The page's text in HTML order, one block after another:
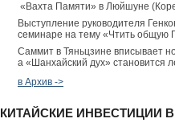
«Вахта Памяти» в Люйшуне
Выступление руководителя
семинаре на тему «Чтить общую
Саммит в Тяньцзине вписывает
а «Шанхайский дух» становится
в Архив ->
КИТАЙСКИЕ ИНВЕСТИЦИИ